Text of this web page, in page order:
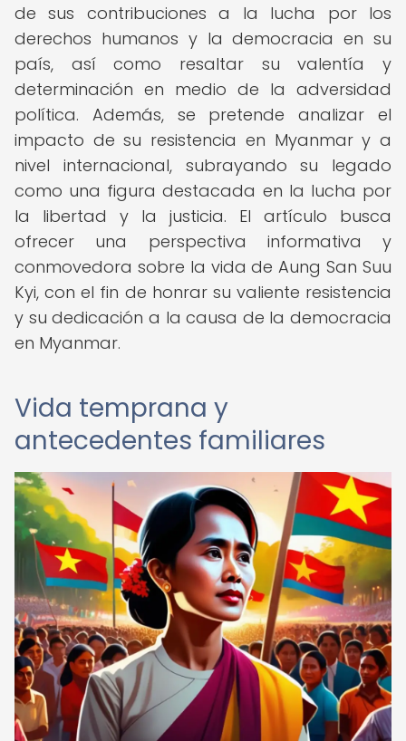
de sus contribuciones a la lucha por los
derechos humanos y la democracia en su
país, así como resaltar su valentía y
determinación en medio de la adversidad
política. Además, se pretende analizar el
impacto de su resistencia en Myanmar y a
nivel internacional, subrayando su legado
como una figura destacada en la lucha por
la libertad y la justicia. El artículo busca
ofrecer una perspectiva informativa y
conmovedora sobre la vida de Aung San Suu
Kyi, con el fin de honrar su valiente resistencia
y su dedicación a la causa de la democracia
en Myanmar.
Vida temprana y
antecedentes familiares